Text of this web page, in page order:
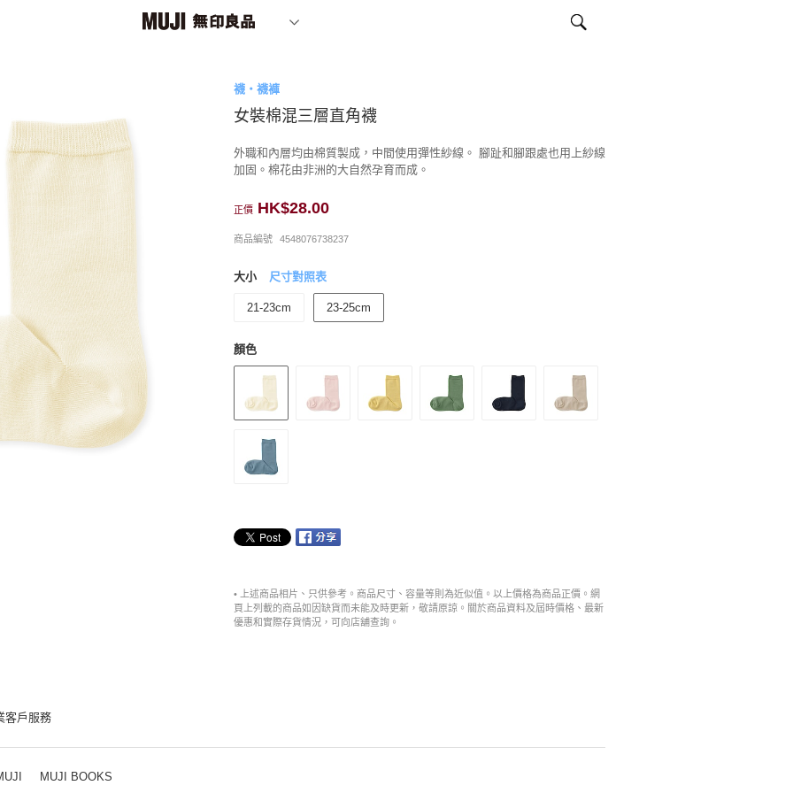
襪・襪褲
女裝棉混三層直角襪
外職和內層均由棉質製成，中間使用彈性紗線。 腳趾和腳跟處也用上紗線
加固。棉花由非洲的大自然孕育而成。
正價 HK$28.00
商品編號 4548076738237
大小 尺寸對照表
21-23cm 23-25cm
顏色
• 上述商品相片、只供參考。商品尺寸、容量等則為近似值。以上價格為商品正價。網
頁上列載的商品如因缺貨而未能及時更新，敬請原諒。關於商品資料及屆時價格、最新
優惠和實際存貨情況，可向店舖查詢。
客戶服務
MUJI BOOKS